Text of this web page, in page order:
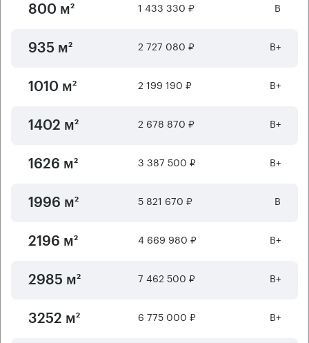
800 м² 1 433 330 ₽ B
935 м² 2 727 080 ₽ B+
1010 м² 2 199 190 ₽ B+
1402 м² 2 678 870 ₽ B+
1626 м² 3 387 500 ₽ B+
1996 м² 5 821 670 ₽ B
2196 м² 4 669 980 ₽ B+
2985 м² 7 462 500 ₽ B+
3252 м² 6 775 000 ₽ B+